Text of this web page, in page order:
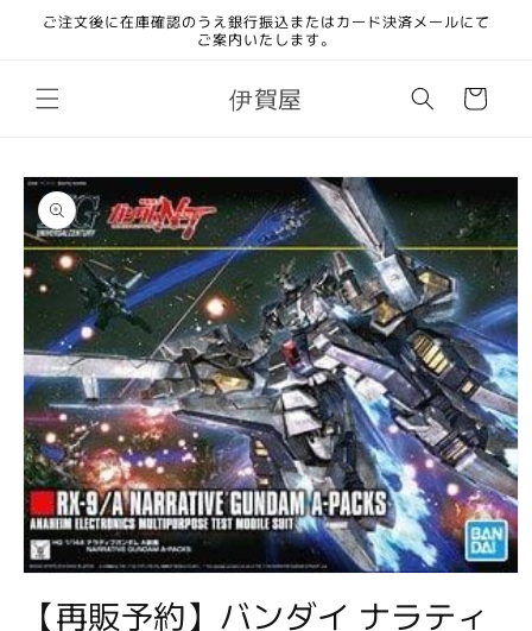
ンツに
ご注文後に在庫確認のうえ銀行振込またはカード決済メールにて
ご案内いたします。
伊賀屋
ー
商品情
報にス
キップ
【再販予約】バンダイ ナラティ